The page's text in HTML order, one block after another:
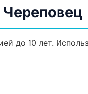
Череповец
до 10 лет.